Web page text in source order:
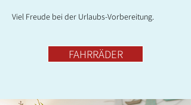
Viel Freude bei der Urlaubs-Vorbereitung.
FAHRRÄDER